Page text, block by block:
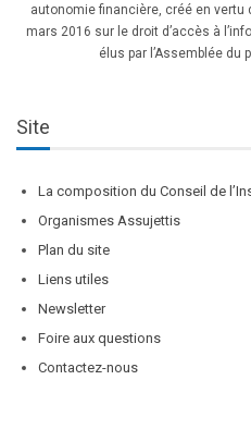
autonomie financière, créé en vertu
mars 2016 sur le droit d’accès à
élus par l’Assemblée du
Site
La composition du Conseil de
Organismes Assujettis
Plan du site
Liens utiles
Newsletter
Foire aux questions
Contactez-nous